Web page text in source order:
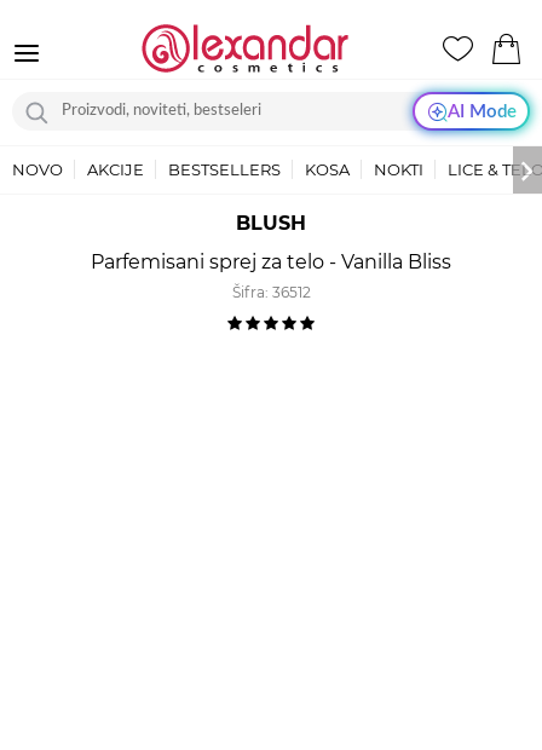
AI Mode
NOVO AKCIJE BESTSELLERS KOSA NOKTI LICE &
BLUSH
Parfemisani sprej za telo - Vanilla Bliss
Šifra: 36512